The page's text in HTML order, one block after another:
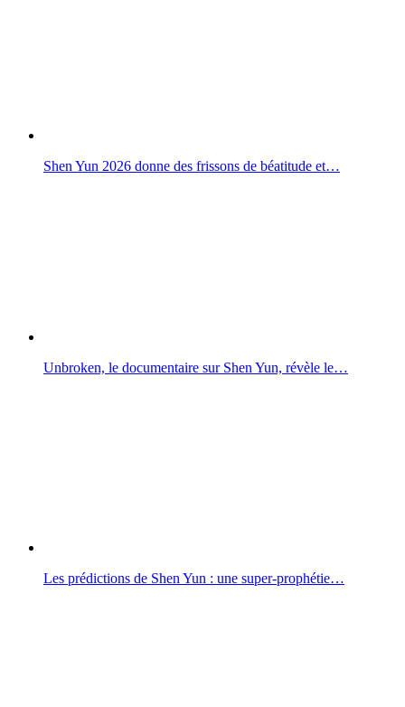
Shen Yun 2026 donne des frissons de béatitude et…
Unbroken, le documentaire sur Shen Yun, révèle le…
Les prédictions de Shen Yun : une super-prophétie…